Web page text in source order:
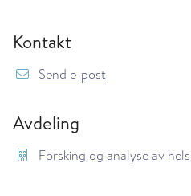
Kontakt
Send e-post
Avdeling
Forsking og analyse av